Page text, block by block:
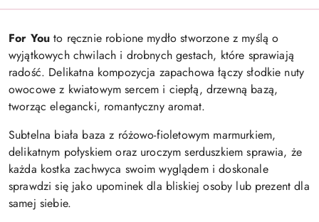
For You to ręcznie robione mydło stworzone z myślą o
wyjątkowych chwilach i drobnych gestach, które sprawiają
radość. Delikatna kompozycja zapachowa łączy słodkie nuty
owocowe z kwiatowym sercem i ciepłą, drzewną bazą,
tworząc elegancki, romantyczny aromat.
Subtelna biała baza z różowo-fioletowym marmurkiem,
delikatnym połyskiem oraz uroczym serduszkiem sprawia, że
każda kostka zachwyca swoim wyglądem i doskonale
sprawdzi się jako upominek dla bliskiej osoby lub prezent dla
samej siebie.